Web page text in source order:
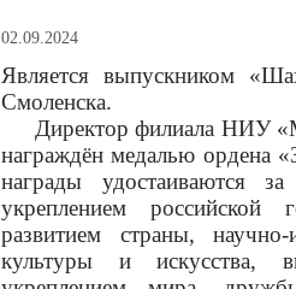
02.09.2024
Является выпускником
Смоленска.
Директор филиала НИУ
награждён медалью ордена
награды удостаиваются
укреплением российской
развитием страны, научно-
культуры и искусства,